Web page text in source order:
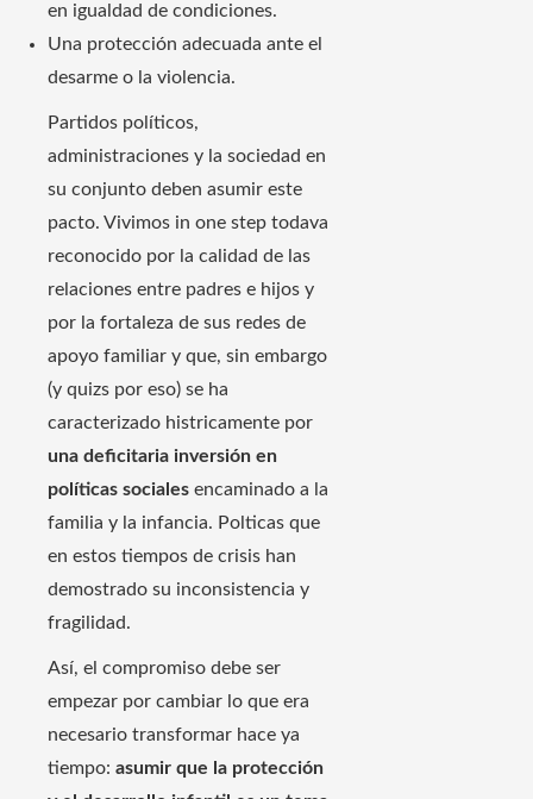
en igualdad de condiciones.
Una protección adecuada ante el
desarme o la violencia.
Partidos políticos,
administraciones y la sociedad en
su conjunto deben asumir este
pacto. Vivimos in one step todava
reconocido por la calidad de las
relaciones entre padres e hijos y
por la fortaleza de sus redes de
apoyo familiar y que, sin embargo
(y quizs por eso) se ha
caracterizado histricamente por
una deficitaria inversión en
políticas sociales encaminado a la
familia y la infancia. Polticas que
en estos tiempos de crisis han
demostrado su inconsistencia y
fragilidad.
Así, el compromiso debe ser
empezar por cambiar lo que era
necesario transformar hace ya
tiempo: asumir que la protección